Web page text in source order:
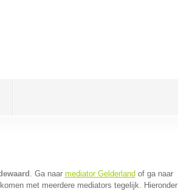
. Ga naar mediator Gelderland of ga naar
met meerdere mediators tegelijk. Hieronder